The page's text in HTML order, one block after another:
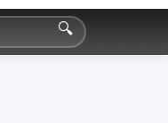
🔍